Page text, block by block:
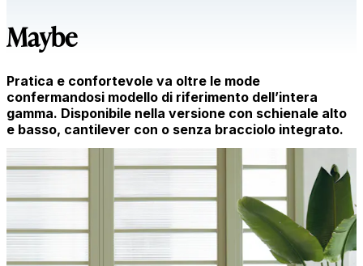
Maybe
Pratica e confortevole va oltre le mode
confermandosi modello di riferimento dell’intera
gamma. Disponibile nella versione con schienale alto
e basso, cantilever con o senza bracciolo integrato.